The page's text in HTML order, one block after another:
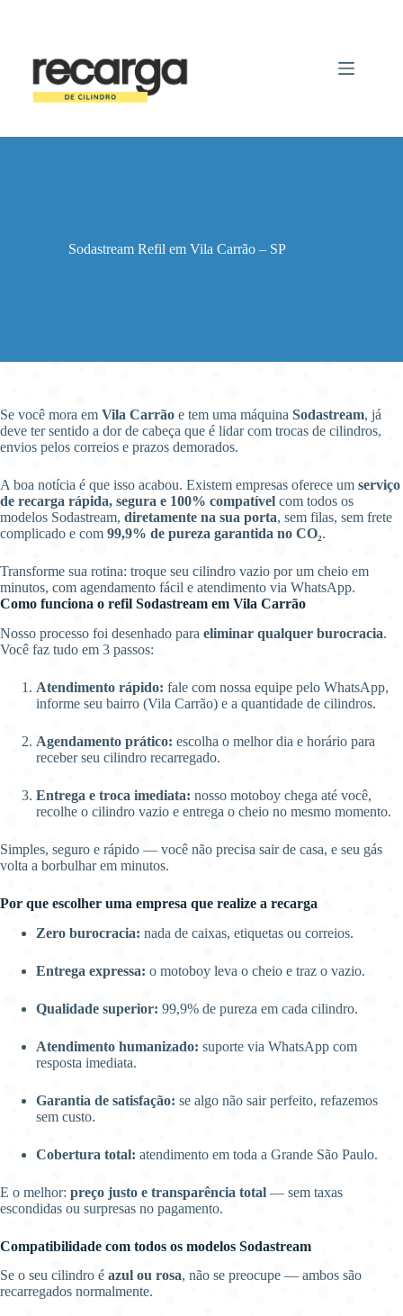
conteúdo
Sodastream Refil em Vila Carrão – SP
Se você mora em Vila Carrão e tem uma máquina Sodastream, já
deve ter sentido a dor de cabeça que é lidar com trocas de cilindros,
envios pelos correios e prazos demorados.
A boa notícia é que isso acabou. Existem empresas oferece um serviço
de recarga rápida, segura e 100% compatível com todos os
modelos Sodastream, diretamente na sua porta, sem filas, sem frete
complicado e com 99,9% de pureza garantida no CO₂.
Transforme sua rotina: troque seu cilindro vazio por um cheio em
minutos, com agendamento fácil e atendimento via WhatsApp.
Como funciona o refil Sodastream em Vila Carrão
Nosso processo foi desenhado para eliminar qualquer burocracia.
Você faz tudo em 3 passos:
Atendimento rápido: fale com nossa equipe pelo WhatsApp,
informe seu bairro (Vila Carrão) e a quantidade de cilindros.
Agendamento prático: escolha o melhor dia e horário para
receber seu cilindro recarregado.
Entrega e troca imediata: nosso motoboy chega até você,
recolhe o cilindro vazio e entrega o cheio no mesmo momento.
Simples, seguro e rápido — você não precisa sair de casa, e seu gás
volta a borbulhar em minutos.
Por que escolher uma empresa que realize a recarga
Zero burocracia: nada de caixas, etiquetas ou correios.
Entrega expressa: o motoboy leva o cheio e traz o vazio.
Qualidade superior: 99,9% de pureza em cada cilindro.
Atendimento humanizado: suporte via WhatsApp com
resposta imediata.
Garantia de satisfação: se algo não sair perfeito, refazemos
sem custo.
Cobertura total: atendimento em toda a Grande São Paulo.
E o melhor: preço justo e transparência total — sem taxas
escondidas ou surpresas no pagamento.
Compatibilidade com todos os modelos Sodastream
Se o seu cilindro é azul ou rosa, não se preocupe — ambos são
recarregados normalmente.